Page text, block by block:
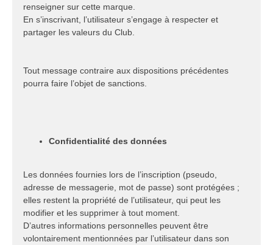
renseigner sur cette marque.
En s’inscrivant, l’utilisateur s’engage à respecter et
partager les valeurs du Club.
Tout message contraire aux dispositions précédentes
pourra faire l’objet de sanctions.
Confidentialité des données
Les données fournies lors de l’inscription (pseudo,
adresse de messagerie, mot de passe) sont protégées ;
elles restent la propriété de l’utilisateur, qui peut les
modifier et les supprimer à tout moment.
D’autres informations personnelles peuvent être
volontairement mentionnées par l’utilisateur dans son